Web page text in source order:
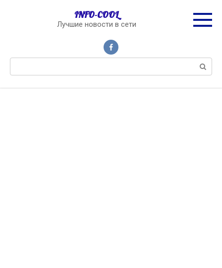
INFO-COOL
Лучшие новости в сети